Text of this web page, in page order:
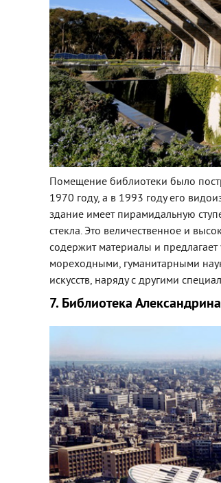
Помещение библиотеки было
1970 году, а в 1993 году его
здание имеет пирамидальную
стекла. Это величественное и
содержит материалы и
мореходными, гуманитарными
искусств, наряду с другими
7. Библиотека